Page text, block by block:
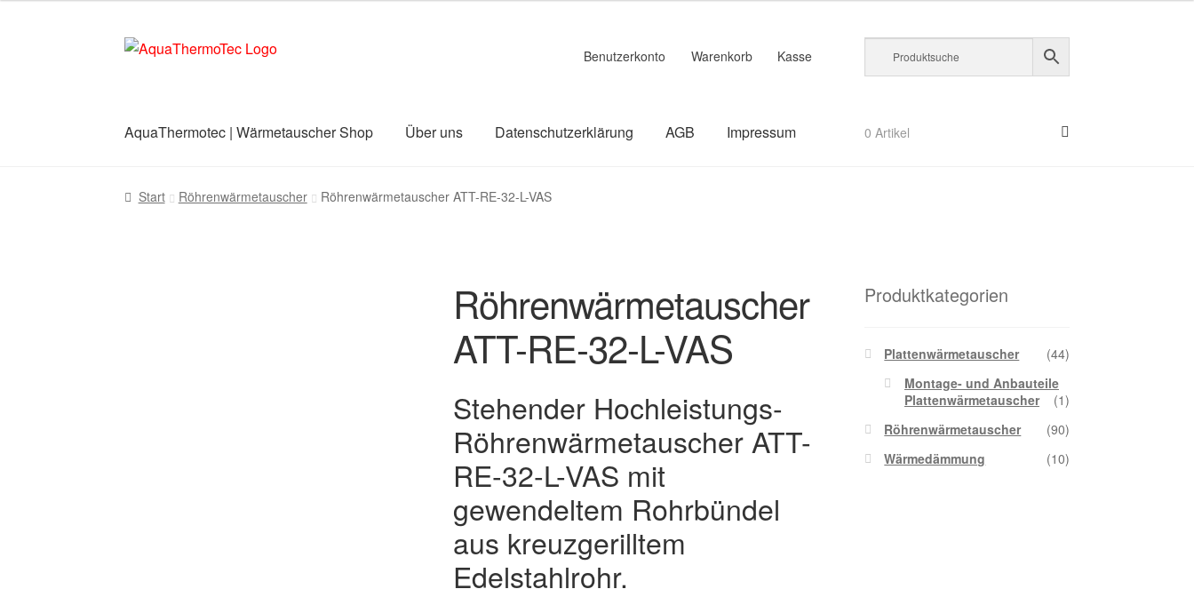
Zur
Zum
Benutzerkonto Warenkorb Kasse
AquaThermotec | Wärmetauscher Shop Über uns Datenschutzerklärung AGB Impressum
Start AGB Benutzerkonto Blog Cookie-Richtlinie Datenschutzerklärung
0 Artikel
Start Röhrenwärmetauscher Röhrenwärmetauscher ATT-RE-32-L-VAS
Röhrenwärmetauscher
ATT-RE-32-L-VAS
Stehender Hochleistungs-
Röhrenwärmetauscher ATT-
RE-32-L-VAS mit
gewendeltem Rohrbündel
aus kreuzgerilltem
Edelstahlrohr.
Produktkategorien
Plattenwärmetauscher
(44)
Montage- und Anbauteile
Plattenwärmetauscher
(1)
Röhrenwärmetauscher
(90)
Wärmedämmung
(10)